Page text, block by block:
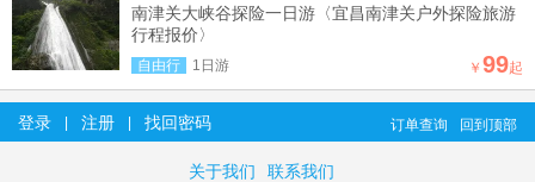
南津关大峡谷探险一日游〈宜昌南津关户外探险旅游
行程报价〉
自由行 1日游 ￥ 99起
登录 注册 找回密码 回到顶部
订单查询
关于我们 联系我们